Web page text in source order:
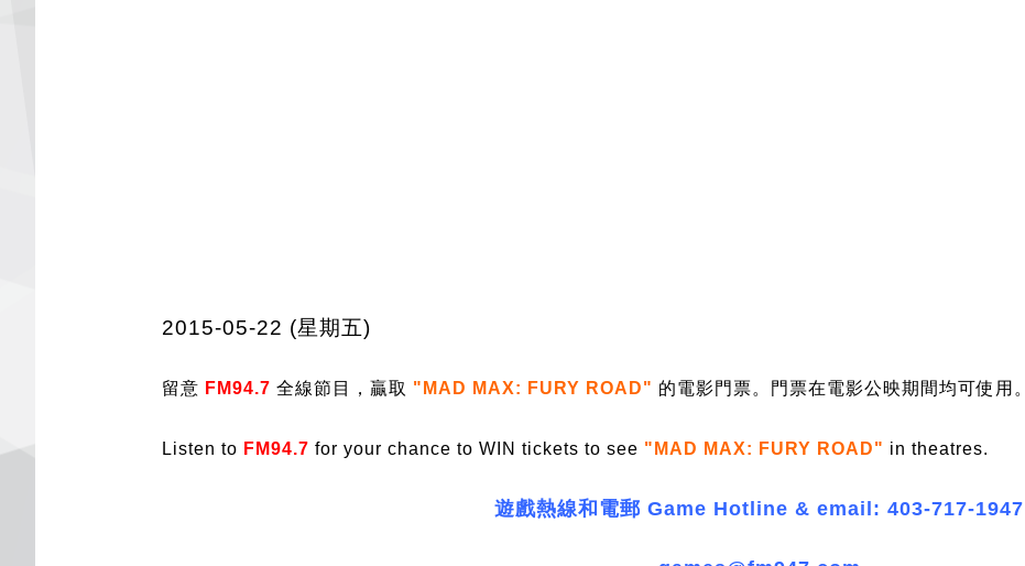
2015-05-22 (星期五)
留意 FM94.7 全線節目，贏取 "MAD MAX: FURY ROAD" 的電影門票。門票在電影公映期間均可使用。
Listen to FM94.7 for your chance to WIN tickets to see "MAD MAX: FURY ROAD" in theatres.
遊戲熱線和電郵 Game Hotline & email: 403-717-1947